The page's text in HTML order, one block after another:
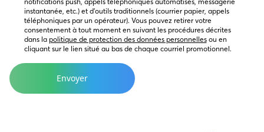
instantanée, etc.) et d’outils traditionnels (courrier papier, appels
téléphoniques par un opérateur). Vous pouvez retirer votre
consentement à tout moment en suivant les procédures décrites
dans la politique de protection des données personnelles ou en
cliquant sur le lien situé au bas de chaque courriel promotionnel.